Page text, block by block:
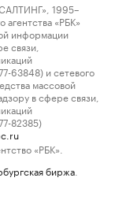
1995–
«РБК»
информации
связи,
63848) и сетевого
массовой
в сфере связи,
82385)
«РБК».
биржа